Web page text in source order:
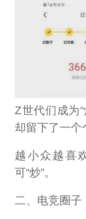
Z世代们成为
却留下了一个
越小众越喜
可“炒”。
二、电竞圈子